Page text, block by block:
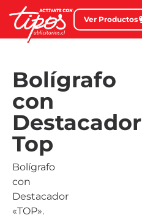
Ver Productos
Bolígrafo
con
Destacador
Top
Bolígrafo
con
Destacador
«TOP».